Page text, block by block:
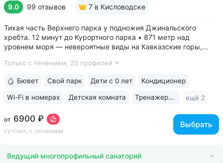
9.0 99 отзывов 7 в Кисловодске
Тихая часть Верхнего парка у подножия Джинальского
хребта. 12 минут до Курортного парка • 871 метр над
уровнем моря ­— невероятные виды на Кавказские горы,
расположены лучшие смотровые площадки Кисловодска •
Только с лечением, 20 профилей
от 6900 ₽
сут/чел, с лечением
Выбрать
Бювет Свой парк Дети с 0 лет Кондиционер
Wi-Fi в номерах Детская комната Тренажерный зал ещё 2
Ведущий многопрофильный санаторий